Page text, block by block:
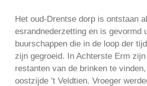
Het oud-Drentse dorp is ontstaan
esrandnederzetting en is gevormd
buurschappen die in de loop der
zijn gegroeid. In Achterste Erm
restanten van de brinken te
oostzijde ’t Veldtien. Vroeger